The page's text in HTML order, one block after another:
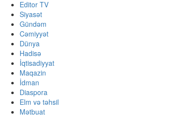
Editor TV
Siyasət
Gündəm
Cəmiyyət
Dünya
Hadisə
İqtisadiyyat
Maqazin
İdman
Diaspora
Elm və təhsil
Mətbuat